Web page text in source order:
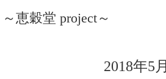
～恵穀堂 project～
2018年5月